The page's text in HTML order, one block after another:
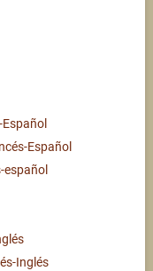
Español
español
Inglés